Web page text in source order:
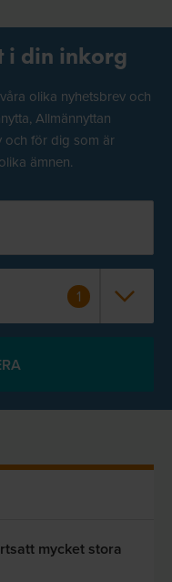
i din inkorg
olika nyhetsbrev och
Allmännyttan
och för dig som är
ämnen.
1
mycket stora